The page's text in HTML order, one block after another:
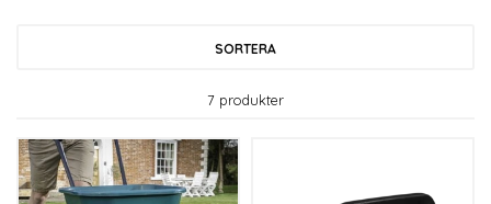
SORTERA
7 produkter